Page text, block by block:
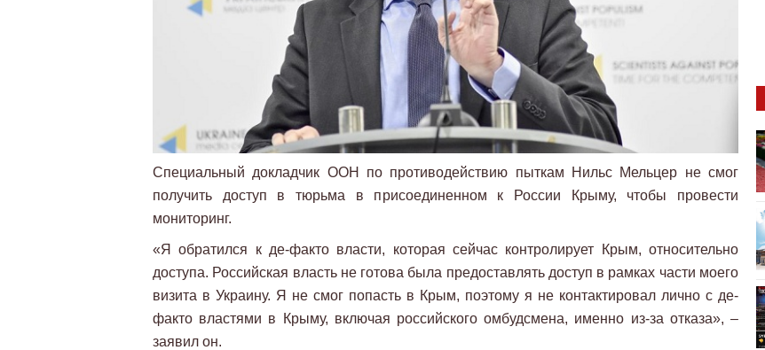
Специальный докладчик ООН по противодействию пыткам Нильс Мельцер не смог
получить доступ в тюрьма в присоединенном к России Крыму, чтобы провести
мониторинг.
«Я обратился к де-факто власти, которая сейчас контролирует Крым, относительно
доступа. Российская власть не готова была предоставлять доступ в рамках части моего
визита в Украину. Я не смог попасть в Крым, поэтому я не контактировал лично с де-
факто властями в Крыму, включая российского омбудсмена, именно из-за отказа», –
заявил он.